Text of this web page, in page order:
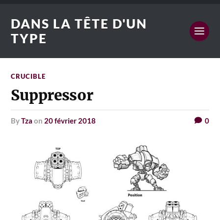
DANS LA TÊTE D'UN
TYPE
CRUCIBLE
Suppressor
byTza on 20 février 2018 0